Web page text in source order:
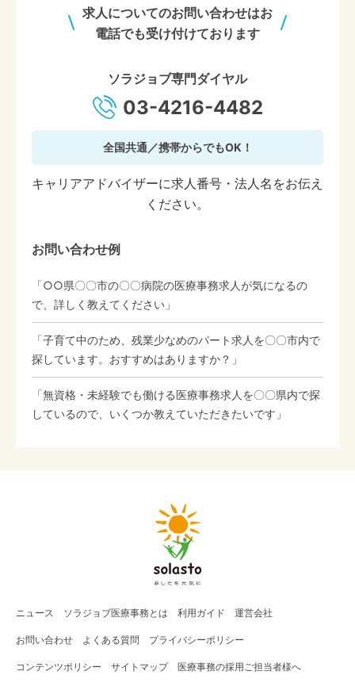
求人についてのお問い合わせはお
電話でも受け付けております
ソラジョブ専門ダイヤル
03-4216-4482
全国共通／携帯からでもOK！
キャリアアドバイザーに求人番号・法人名をお伝え
ください。
お問い合わせ例
「○○県〇〇市の〇〇病院の医療事務求人が気になるの
で、詳しく教えてください」
「子育て中のため、残業少なめのパート求人を〇〇市内で
探しています。おすすめはありますか？」
「無資格・未経験でも働ける医療事務求人を〇〇県内で探
しているので、いくつか教えていただきたいです」
ニュース ソラジョブ医療事務 とは 利用ガイド 運営会社
お問い合わせ よくある質問 プライバシーポリシー
コンテンツポリシー サイトマップ 医療事務の採用ご担当者様へ